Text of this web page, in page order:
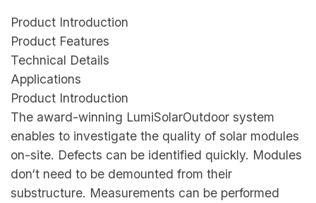
Product Introduction
Product Features
Technical Details
Applications
Product Introduction
The award-winning LumiSolarOutdoor system
enables to investigate the quality of solar modules
on-site. Defects can be identified quickly. Modules
don‘t need to be demounted from their
substructure. Measurements can be performed